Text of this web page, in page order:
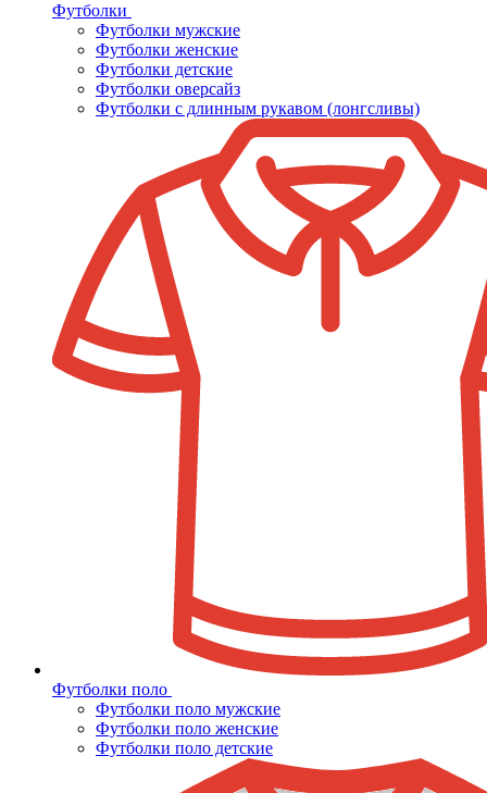
Футболки
Футболки мужские
Футболки женские
Футболки детские
Футболки оверсайз
Футболки с длинным рукавом (лонгсливы)
Футболки поло
Футболки поло мужские
Футболки поло женские
Футболки поло детские